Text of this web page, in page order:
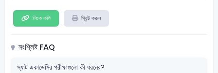
লিংক কপি প্রিন্ট করুন
সংশ্লিষ্ট FAQ
স্যাট একাডেমির পরীক্ষাগুলো কী ধরনের?